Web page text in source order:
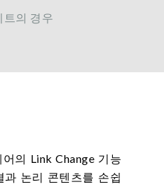
트의 경우
의 Link Change 기능
논리 콘텐츠를 손쉽